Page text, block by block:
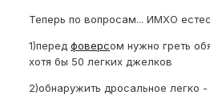
Теперь по вопросам... ИМХО
1)перед фоверсом нужно греть
хотя бы 50 легких джелков
2)обнаружить дросальное легко